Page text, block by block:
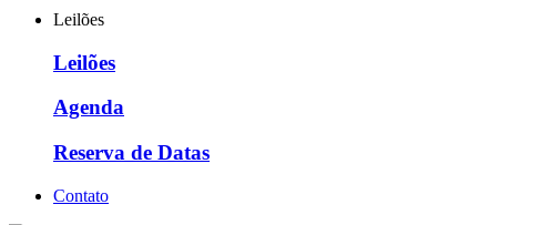
Leilões
Leilões
Agenda
Reserva de Datas
Contato